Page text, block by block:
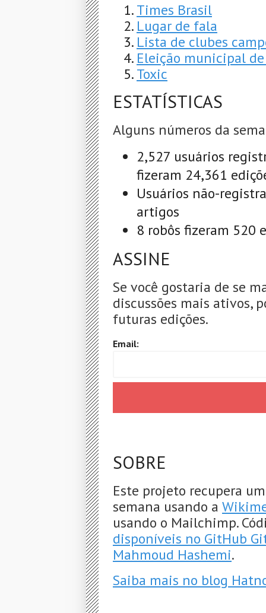
Times Brasil
Lugar de fala
Lista de clubes
Eleição municipal
Toxic
ESTATÍSTICAS
Alguns números da
2,527 usuários
fizeram 24,361
Usuários não-
artigos
8 robôs fizeram 520
ASSINE
Se você gostaria de se
discussões mais ativos,
futuras edições.
Email:
SOBRE
Este projeto recupera
semana usando a
usando o Mailchimp.
disponíveis no GitHub
Mahmoud Hashemi.
Saiba mais no blog